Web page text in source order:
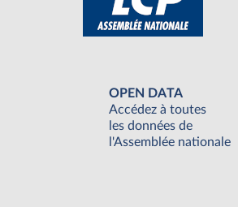
OPEN DATA
Accédez à toutes
les données de
l'Assemblée nationale